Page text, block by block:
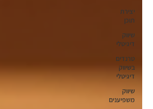
יצירת
תוכן
שיווק
דיגיטלי
טרנדים
בשיווק
דיגיטלי
שיווק
משפיענים